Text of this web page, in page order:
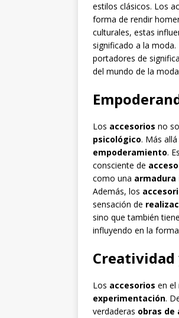
estilos clásicos. Los
forma de rendir
culturales, estas
significado a la
portadores de
del mundo de la
Los accesorios no
psicológico. Más
empoderamiento.
consciente de
como una armadura
Además, los
sensación de
sino que también
influyendo en la
Los accesorios en el
experimentación.
verdaderas obras de